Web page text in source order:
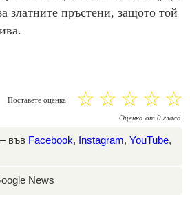
златните пръстени, защото той
Поставете оценка: ☆
☆
☆
☆
☆
Оценка от 0 гласа.
във Facebook, Instagram, YouTube,
News